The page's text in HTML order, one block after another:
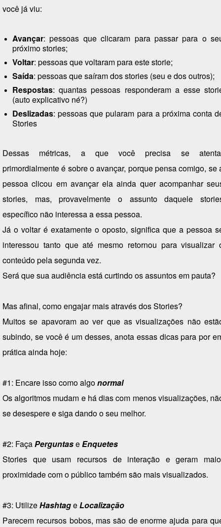
você já viu:
Avançar: pessoas que clicaram para passar para o
próximo stories;
Voltar: pessoas que voltaram para este storie;
Saída: pessoas que saíram dos stories (seu e dos outros);
Respostas: quantas pessoas responderam a esse
(auto explicativo né?)
Deslizadas: pessoas que pularam para a próxima conta
Stories
Dessas métricas, a que você precisa se
primordialmente é sobre o avançar, porque pensa comigo, se
pessoa clicou em avançar ela ainda quer acompanhar
stories, mas, provavelmente o assunto daquele
específico não interessa a essa pessoa.
Já o voltar é exatamente o oposto, significa que a pessoa
interessou tanto que até mesmo retornou para visualizar
conteúdo pela segunda vez.
Será que sua audiência está curtindo os assuntos em pauta?
Mas afinal, como engajar mais através dos Stories?
Muitos se apavoram ao ver que as visualizações não
subindo, se você é um desses, anota essas dicas para por
prática ainda hoje:
#1: Encare isso como algonormal
Os algoritmos mudam e há dias com menos visualizações,
se desespere e siga dando o seu melhor.
#2: FaçaPerguntaseEnquetes
Stories que usam recursos de interação e geram
proximidade com o público também são mais visualizados.
#3: UtilizeHashtageLocalização
Parecem recursos bobos, mas são de enorme ajuda para